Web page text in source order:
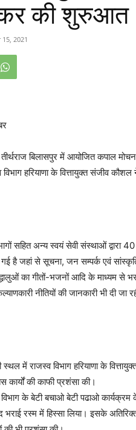
की शुरुआत
2021
तीर्थराज बिलासपुर में आयोजित कपाल
हरियाणा के वित्तायुक्त संजीव
सहित अन्य स्वयं सेवी संस्थाओं द्वारा
है जहां से सूचना, जन सम्पर्क एवं
का गीतों-भजनों आदि के माध्यम
नीतियों की जानकारी भी दी जा
में राजस्व विभाग हरियाणा के
कार्यों की काफी प्रशंसा की।
विभाग के बेटी बचाओ बेटी पढाओ
भराई रस्म में हिस्सा लिया। इसके